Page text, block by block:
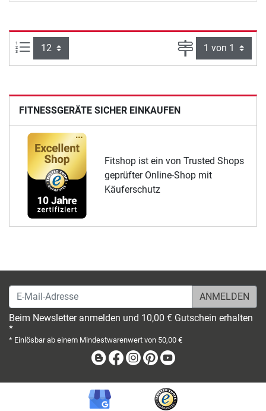
Artikel pro Seite: Seite
FITNESSGERÄTE SICHER EINKAUFEN
Fitshop ist ein von Trusted Shops
geprüfter Online-Shop mit
Käuferschutz
E-Mail-Adresse
Beim Newsletter anmelden und 10,00 € Gutschein erhalten
*
* Einlösbar ab einem Mindestwarenwert von 50,00 €
BlogFacebook
Instagram
Pinterest